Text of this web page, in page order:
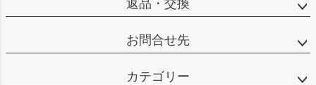
返品・交換
お問合せ先
カテゴリー